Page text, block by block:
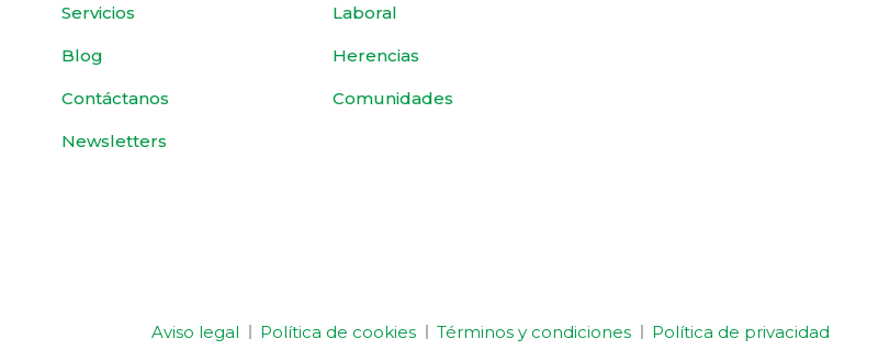
Servicios
Blog
Contáctanos
Newsletters
Laboral
Herencias
Comunidades
Aviso legal Política de cookies Términos y condiciones Política de privacidad